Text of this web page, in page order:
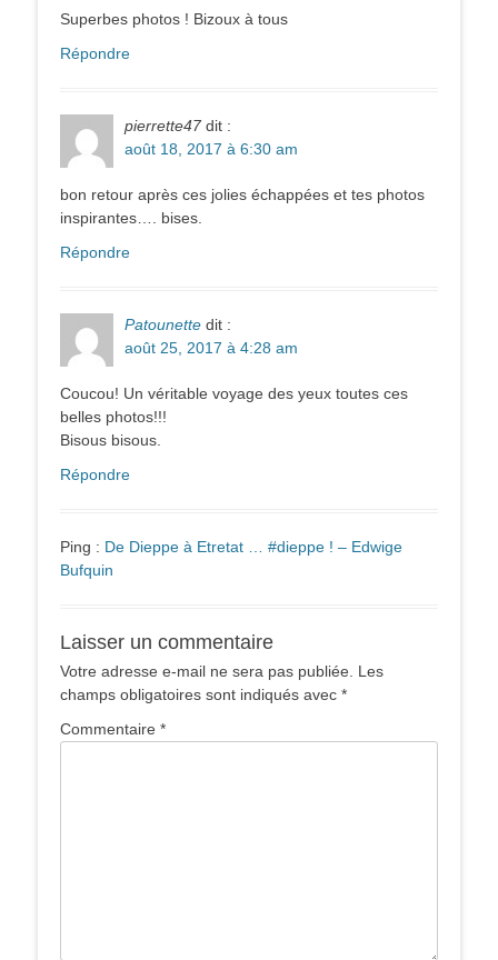
Superbes photos ! Bizoux à tous
Répondre
pierrette47 dit :
août 18, 2017 à 6:30 am
bon retour après ces jolies échappées et tes photos
inspirantes…. bises.
Répondre
Patounette dit :
août 25, 2017 à 4:28 am
Coucou! Un véritable voyage des yeux toutes ces
belles photos!!!
Bisous bisous.
Répondre
Ping : De Dieppe à Etretat … #dieppe ! – Edwige
Bufquin
Laisser un commentaire
Votre adresse e-mail ne sera pas publiée. Les
champs obligatoires sont indiqués avec *
Commentaire *